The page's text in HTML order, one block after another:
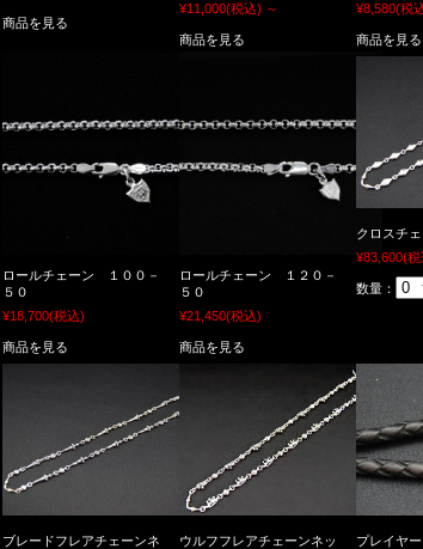
商品を見る
¥11,000(税込) ～
商品を見る
¥8,580(税
商品を見る
ロールチェーン １００－
５０
¥18,700(税込)
商品を見る
ロールチェーン １２０－
５０
¥21,450(税込)
商品を見る
クロスチ
¥83,600(税
数量：
ブレードフレアチェーンネ
ウルフフレアチェーンネッ
プレイヤ